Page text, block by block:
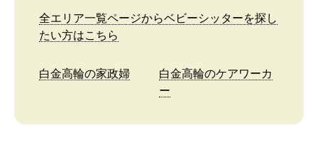
全エリア一覧ページからベビーシッターを探し
たい方はこちら
白金高輪の家政婦
白金高輪のケアワーカ
ー